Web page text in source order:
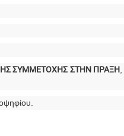
ΣΥΜΜΕΤΟΧΗΣ ΣΤΗΝ ΠΡΑΞΗ